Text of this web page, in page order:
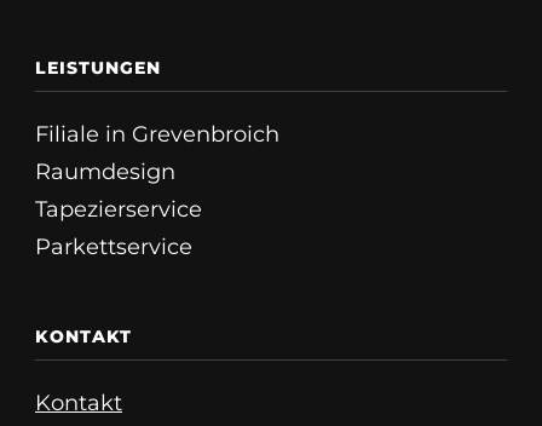
LEISTUNGEN
Filiale in Grevenbroich
Raumdesign
Tapezierservice
Parkettservice
KONTAKT
Kontakt